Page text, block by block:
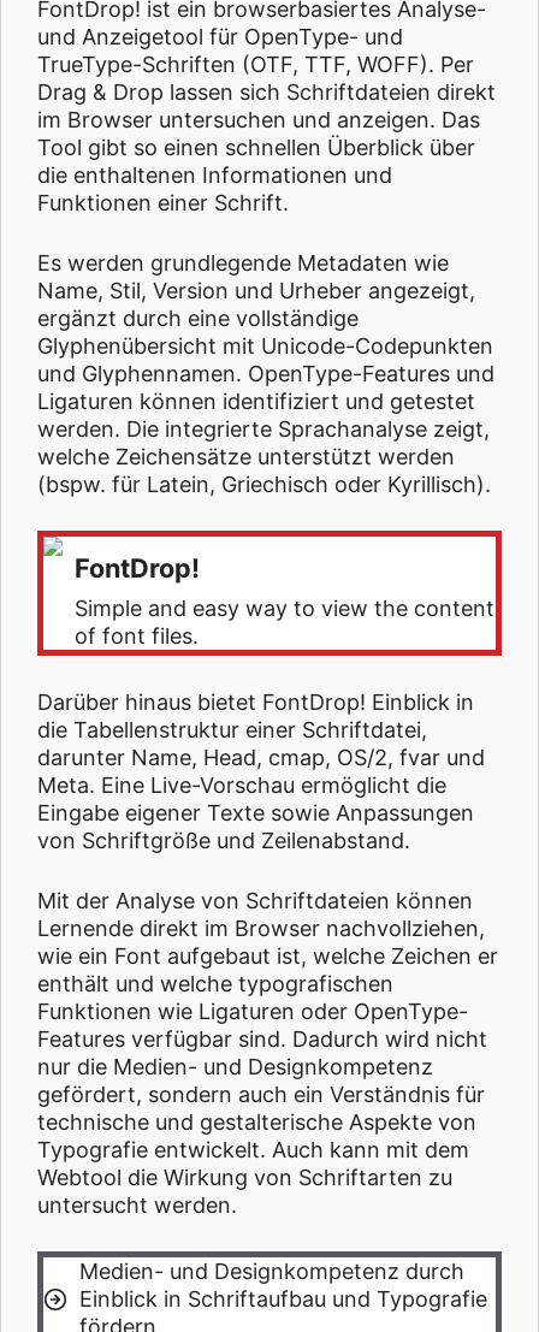
FontDrop! ist ein browserbasiertes Analyse-
und Anzeigetool für OpenType- und
TrueType-Schriften (OTF, TTF, WOFF). Per
Drag & Drop lassen sich Schriftdateien direkt
im Browser untersuchen und anzeigen. Das
Tool gibt so einen schnellen Überblick über
die enthaltenen Informationen und
Funktionen einer Schrift.
Es werden grundlegende Metadaten wie
Name, Stil, Version und Urheber angezeigt,
ergänzt durch eine vollständige
Glyphenübersicht mit Unicode-Codepunkten
und Glyphennamen. OpenType-Features und
Ligaturen können identifiziert und getestet
werden. Die integrierte Sprachanalyse zeigt,
welche Zeichensätze unterstützt werden
(bspw. für Latein, Griechisch oder Kyrillisch).
FontDrop!
Simple and easy way to view the content
of font files.
Darüber hinaus bietet FontDrop! Einblick in
die Tabellenstruktur einer Schriftdatei,
darunter Name, Head, cmap, OS/2, fvar und
Meta. Eine Live-Vorschau ermöglicht die
Eingabe eigener Texte sowie Anpassungen
von Schriftgröße und Zeilenabstand.
Mit der Analyse von Schriftdateien können
Lernende direkt im Browser nachvollziehen,
wie ein Font aufgebaut ist, welche Zeichen er
enthält und welche typografischen
Funktionen wie Ligaturen oder OpenType-
Features verfügbar sind. Dadurch wird nicht
nur die Medien- und Designkompetenz
gefördert, sondern auch ein Verständnis für
technische und gestalterische Aspekte von
Typografie entwickelt. Auch kann mit dem
Webtool die Wirkung von Schriftarten zu
untersucht werden.
Medien- und Designkompetenz durch
Einblick in Schriftaufbau und Typografie